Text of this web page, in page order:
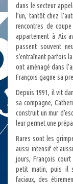
dans le secteur
l’un, tantôt chez
rencontres de
appartement à Aix
passent souvent
s’entraînant parfois
ont aménagé dans
François gagne sa
Depuis 1991, il vit
sa compagne,
construit un mur
leur permet une
Rares sont les
aussi intensif et
jours, François
petit matin, puis il
faciaux, des